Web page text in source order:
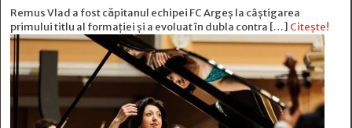
Remus Vlad a fost căpitanul echipei FC Argeș la câștigarea
primului titlu al formației și a evoluat în dubla contra […] Citește!